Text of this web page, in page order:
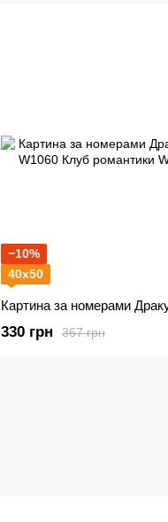
−10%
40х50
367 грн
330 грн